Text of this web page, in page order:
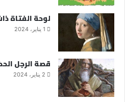
لوحة الفتاة
1 يناير، 2024
قصة الرجل
2 يناير، 2024